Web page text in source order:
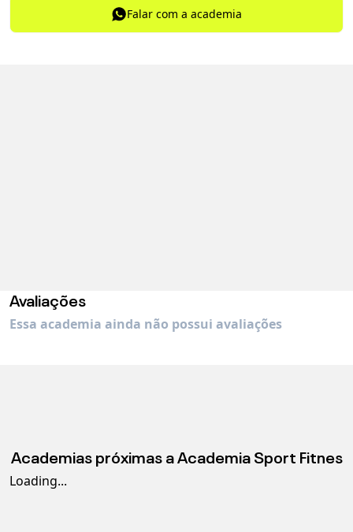
Falar com a academia
Avaliações
Essa academia ainda não possui avaliações
Academias próximas a Academia Sport Fitnes
Loading...